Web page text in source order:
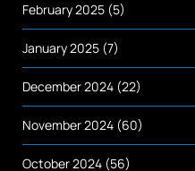
February 2025 (5)
January 2025 (7)
December 2024 (22)
November 2024 (60)
October 2024 (56)